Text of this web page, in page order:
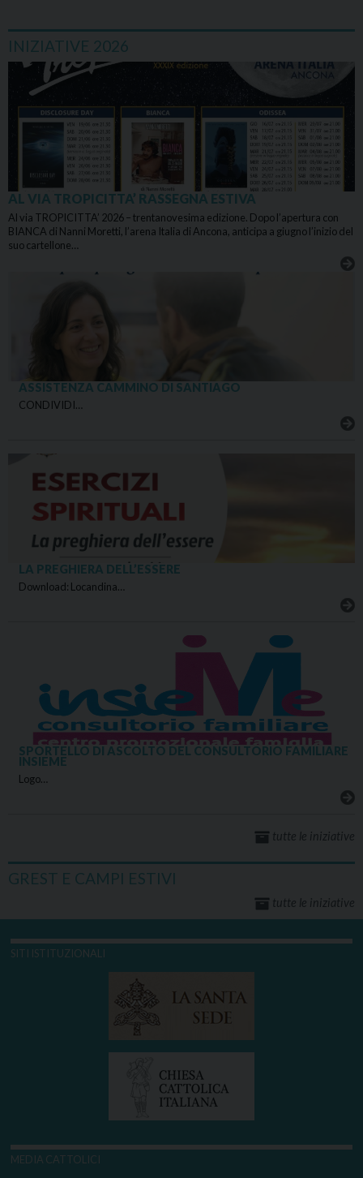
INIZIATIVE 2026
AL VIA TROPICITTA’ RASSEGNA ESTIVA
Al via TROPICITTA’ 2026 – trentanovesima edizione. Dopo l’apertura con
BIANCA di Nanni Moretti, l’arena Italia di Ancona, anticipa a giugno l’inizio del
suo cartellone…
ASSISTENZA CAMMINO DI SANTIAGO
CONDIVIDI…
LA PREGHIERA DELL’ESSERE
Download: Locandina…
SPORTELLO DI ASCOLTO DEL CONSULTORIO FAMILIARE
INSIEME
Logo…
tutte le iniziative
GREST E CAMPI ESTIVI
tutte le iniziative
SITI ISTITUZIONALI
MEDIA CATTOLICI